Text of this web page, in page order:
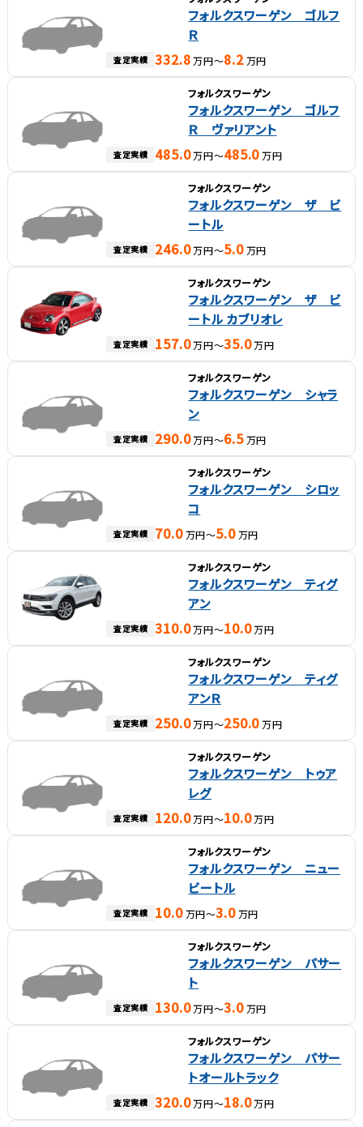
フォルクスワーゲン ゴルフ
Ｒ
査定実績 332.8 万円～8.2万円
フォルクスワーゲン
フォルクスワーゲン ゴルフ
Ｒ ヴァリアント
査定実績 485.0万円～485.0万円
フォルクスワーゲン
フォルクスワーゲン ザ ビ
ートル
査定実績 246.0万円～5.0万円
フォルクスワーゲン
フォルクスワーゲン ザ ビ
ートル カブリオレ
査定実績 157.0万円～35.0万円
フォルクスワーゲン
フォルクスワーゲン シャラ
ン
査定実績 290.0万円～6.5万円
フォルクスワーゲン
フォルクスワーゲン シロッ
コ
査定実績 70.0万円～5.0万円
フォルクスワーゲン
フォルクスワーゲン ティグ
アン
査定実績 310.0万円～10.0万円
フォルクスワーゲン
フォルクスワーゲン ティグ
アンＲ
査定実績 250.0万円～250.0万円
フォルクスワーゲン
フォルクスワーゲン トゥア
レグ
査定実績 120.0万円～10.0万円
フォルクスワーゲン
フォルクスワーゲン ニュー
ビートル
査定実績 10.0万円～3.0万円
フォルクスワーゲン
フォルクスワーゲン パサー
ト
査定実績 130.0万円～3.0万円
フォルクスワーゲン
フォルクスワーゲン パサー
トオールトラック
査定実績 320.0万円～18.0万円